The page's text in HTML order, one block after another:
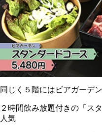
同じく５階にはビアガーデン
２時間飲み放題付きの「ス
人気